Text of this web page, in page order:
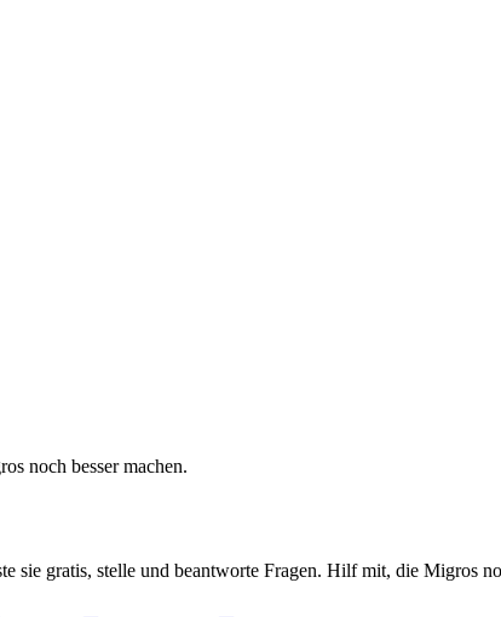
noch besser machen.
gratis, stelle und beantworte Fragen. Hilf mit, die Migros